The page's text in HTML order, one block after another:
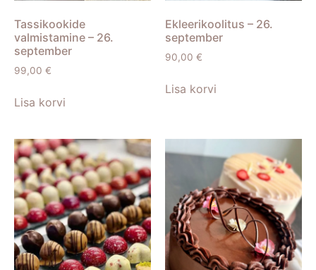
Tassikookide
valmistamine – 26.
september
99,00 €
Lisa korvi
Ekleerikoolitus – 26.
september
90,00 €
Lisa korvi